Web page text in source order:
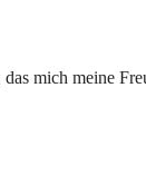
mich meine